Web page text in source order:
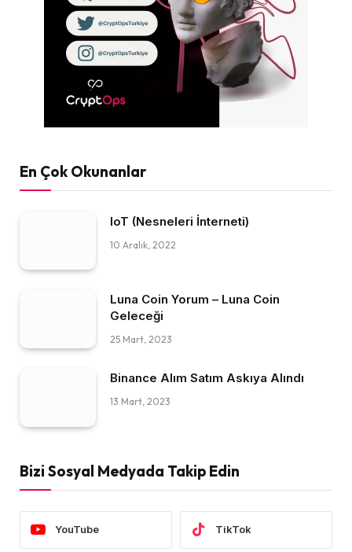
En Çok Okunanlar
IoT (Nesneleri İnterneti)
10 Aralık, 2022
Luna Coin Yorum – Luna Coin
Geleceği
25 Mart, 2023
Binance Alım Satım Askıya Alındı
13 Mart, 2023
Bizi Sosyal Medyada Takip Edin
YouTube TikTok